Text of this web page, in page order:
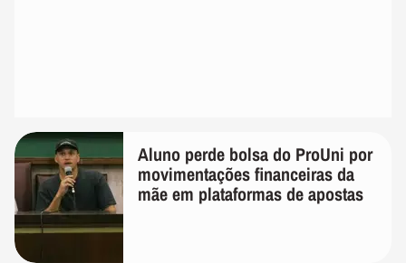
Aluno perde bolsa do ProUni por
movimentações financeiras da
mãe em plataformas de apostas